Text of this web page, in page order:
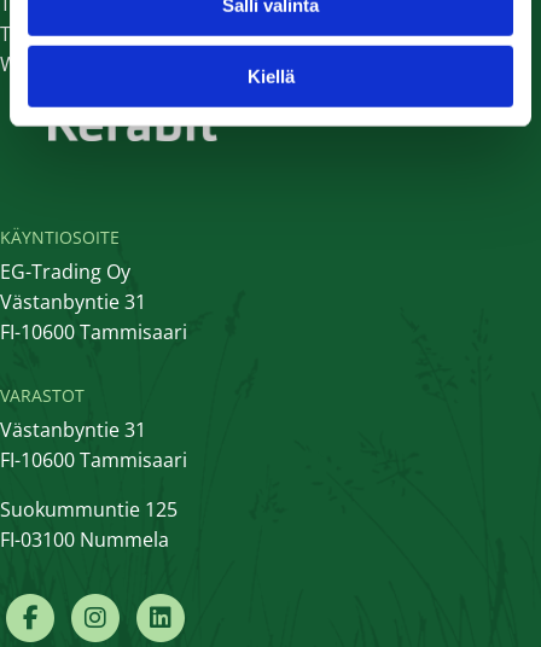
Salli valinta
Kiellä
Tietosuojaseloste
Whistleblower-ilmoituskanava
KÄYNTIOSOITE
EG-Trading Oy
Västanbyntie 31
FI-10600 Tammisaari
VARASTOT
Västanbyntie 31
FI-10600 Tammisaari
Suokummuntie 125
FI-03100 Nummela
FacebookInstagram